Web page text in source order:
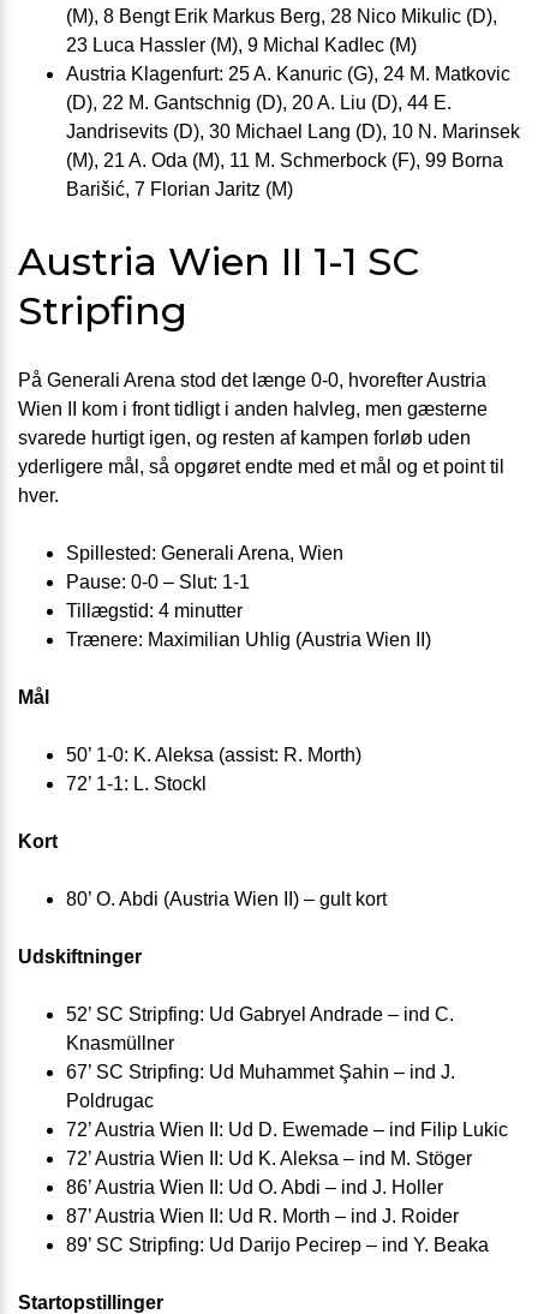
(M), 8 Bengt Erik Markus Berg, 28 Nico Mikulic (D),
23 Luca Hassler (M), 9 Michal Kadlec (M)
Austria Klagenfurt: 25 A. Kanuric (G), 24 M. Matkovic
(D), 22 M. Gantschnig (D), 20 A. Liu (D), 44 E.
Jandrisevits (D), 30 Michael Lang (D), 10 N. Marinsek
(M), 21 A. Oda (M), 11 M. Schmerbock (F), 99 Borna
Barišić, 7 Florian Jaritz (M)
Austria Wien II 1-1 SC
Stripfing
På Generali Arena stod det længe 0-0, hvorefter Austria
Wien II kom i front tidligt i anden halvleg, men gæsterne
svarede hurtigt igen, og resten af kampen forløb uden
yderligere mål, så opgøret endte med et mål og et point til
hver.
Spillested: Generali Arena, Wien
Pause: 0-0 – Slut: 1-1
Tillægstid: 4 minutter
Trænere: Maximilian Uhlig (Austria Wien II)
Mål
50’ 1-0: K. Aleksa (assist: R. Morth)
72’ 1-1: L. Stockl
Kort
80’ O. Abdi (Austria Wien II) – gult kort
Udskiftninger
52’ SC Stripfing: Ud Gabryel Andrade – ind C.
Knasmüllner
67’ SC Stripfing: Ud Muhammet Şahin – ind J.
Poldrugac
72’ Austria Wien II: Ud D. Ewemade – ind Filip Lukic
72’ Austria Wien II: Ud K. Aleksa – ind M. Stöger
86’ Austria Wien II: Ud O. Abdi – ind J. Holler
87’ Austria Wien II: Ud R. Morth – ind J. Roider
89’ SC Stripfing: Ud Darijo Pecirep – ind Y. Beaka
Startopstillinger